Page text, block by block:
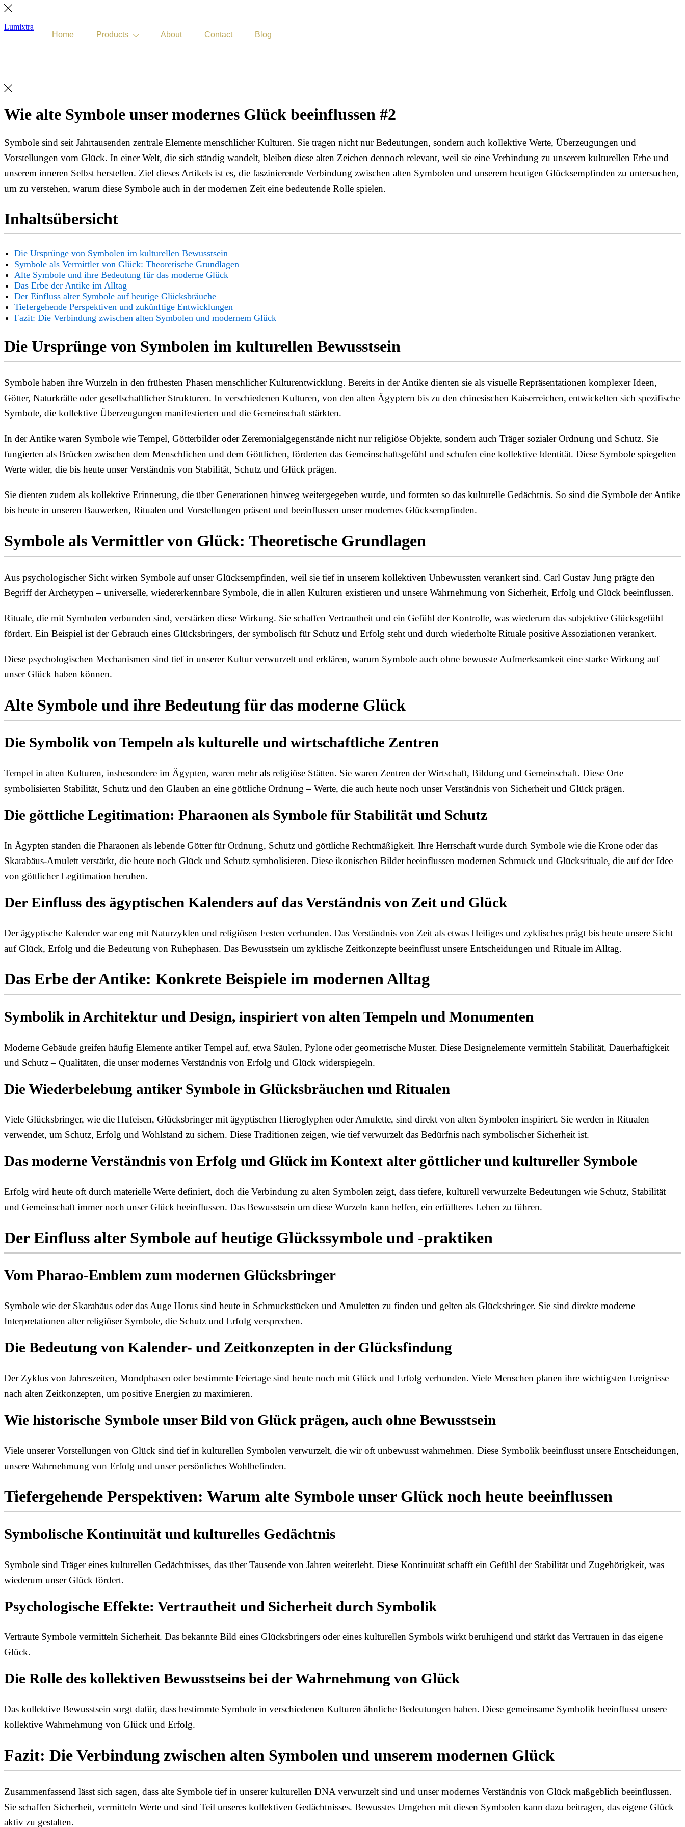
Lumixtra
Home
Products About Contact Blog
Wie alte Symbole unser modernes Glück beeinflussen #2
Symbole sind seit Jahrtausenden zentrale Elemente menschlicher Kulturen. Sie tragen nicht nur Bedeutungen, sondern auch kollektive Werte, Überzeugungen und
Vorstellungen vom Glück. In einer Welt, die sich ständig wandelt, bleiben diese alten Zeichen dennoch relevant, weil sie eine Verbindung zu unserem kulturellen Erbe und
unserem inneren Selbst herstellen. Ziel dieses Artikels ist es, die faszinierende Verbindung zwischen alten Symbolen und unserem heutigen Glücksempfinden zu untersuchen,
um zu verstehen, warum diese Symbole auch in der modernen Zeit eine bedeutende Rolle spielen.
Inhaltsübersicht
Die Ursprünge von Symbolen im kulturellen Bewusstsein
Symbole als Vermittler von Glück: Theoretische Grundlagen
Alte Symbole und ihre Bedeutung für das moderne Glück
Das Erbe der Antike im Alltag
Der Einfluss alter Symbole auf heutige Glücksbräuche
Tiefergehende Perspektiven und zukünftige Entwicklungen
Fazit: Die Verbindung zwischen alten Symbolen und modernem Glück
Die Ursprünge von Symbolen im kulturellen Bewusstsein
Symbole haben ihre Wurzeln in den frühesten Phasen menschlicher Kulturentwicklung. Bereits in der Antike dienten sie als visuelle Repräsentationen komplexer Ideen,
Götter, Naturkräfte oder gesellschaftlicher Strukturen. In verschiedenen Kulturen, von den alten Ägyptern bis zu den chinesischen Kaiserreichen, entwickelten sich spezifische
Symbole, die kollektive Überzeugungen manifestierten und die Gemeinschaft stärkten.
In der Antike waren Symbole wie Tempel, Götterbilder oder Zeremonialgegenstände nicht nur religiöse Objekte, sondern auch Träger sozialer Ordnung und Schutz. Sie
fungierten als Brücken zwischen dem Menschlichen und dem Göttlichen, förderten das Gemeinschaftsgefühl und schufen eine kollektive Identität. Diese Symbole spiegelten
Werte wider, die bis heute unser Verständnis von Stabilität, Schutz und Glück prägen.
Sie dienten zudem als kollektive Erinnerung, die über Generationen hinweg weitergegeben wurde, und formten so das kulturelle Gedächtnis. So sind die Symbole der Antike
bis heute in unseren Bauwerken, Ritualen und Vorstellungen präsent und beeinflussen unser modernes Glücksempfinden.
Symbole als Vermittler von Glück: Theoretische Grundlagen
Aus psychologischer Sicht wirken Symbole auf unser Glücksempfinden, weil sie tief in unserem kollektiven Unbewussten verankert sind. Carl Gustav Jung prägte den
Begriff der Archetypen – universelle, wiedererkennbare Symbole, die in allen Kulturen existieren und unsere Wahrnehmung von Sicherheit, Erfolg und Glück beeinflussen.
Rituale, die mit Symbolen verbunden sind, verstärken diese Wirkung. Sie schaffen Vertrautheit und ein Gefühl der Kontrolle, was wiederum das subjektive Glücksgefühl
fördert. Ein Beispiel ist der Gebrauch eines Glücksbringers, der symbolisch für Schutz und Erfolg steht und durch wiederholte Rituale positive Assoziationen verankert.
Diese psychologischen Mechanismen sind tief in unserer Kultur verwurzelt und erklären, warum Symbole auch ohne bewusste Aufmerksamkeit eine starke Wirkung auf
unser Glück haben können.
Alte Symbole und ihre Bedeutung für das moderne Glück
Die Symbolik von Tempeln als kulturelle und wirtschaftliche Zentren
Tempel in alten Kulturen, insbesondere im Ägypten, waren mehr als religiöse Stätten. Sie waren Zentren der Wirtschaft, Bildung und Gemeinschaft. Diese Orte
symbolisierten Stabilität, Schutz und den Glauben an eine göttliche Ordnung – Werte, die auch heute noch unser Verständnis von Sicherheit und Glück prägen.
Die göttliche Legitimation: Pharaonen als Symbole für Stabilität und Schutz
In Ägypten standen die Pharaonen als lebende Götter für Ordnung, Schutz und göttliche Rechtmäßigkeit. Ihre Herrschaft wurde durch Symbole wie die Krone oder das
Skarabäus-Amulett verstärkt, die heute noch Glück und Schutz symbolisieren. Diese ikonischen Bilder beeinflussen modernen Schmuck und Glücksrituale, die auf der Idee
von göttlicher Legitimation beruhen.
Der Einfluss des ägyptischen Kalenders auf das Verständnis von Zeit und Glück
Der ägyptische Kalender war eng mit Naturzyklen und religiösen Festen verbunden. Das Verständnis von Zeit als etwas Heiliges und zyklisches prägt bis heute unsere Sicht
auf Glück, Erfolg und die Bedeutung von Ruhephasen. Das Bewusstsein um zyklische Zeitkonzepte beeinflusst unsere Entscheidungen und Rituale im Alltag.
Das Erbe der Antike: Konkrete Beispiele im modernen Alltag
Symbolik in Architektur und Design, inspiriert von alten Tempeln und Monumenten
Moderne Gebäude greifen häufig Elemente antiker Tempel auf, etwa Säulen, Pylone oder geometrische Muster. Diese Designelemente vermitteln Stabilität, Dauerhaftigkeit
und Schutz – Qualitäten, die unser modernes Verständnis von Erfolg und Glück widerspiegeln.
Die Wiederbelebung antiker Symbole in Glücksbräuchen und Ritualen
Viele Glücksbringer, wie die Hufeisen, Glücksbringer mit ägyptischen Hieroglyphen oder Amulette, sind direkt von alten Symbolen inspiriert. Sie werden in Ritualen
verwendet, um Schutz, Erfolg und Wohlstand zu sichern. Diese Traditionen zeigen, wie tief verwurzelt das Bedürfnis nach symbolischer Sicherheit ist.
Das moderne Verständnis von Erfolg und Glück im Kontext alter göttlicher und kultureller Symbole
Erfolg wird heute oft durch materielle Werte definiert, doch die Verbindung zu alten Symbolen zeigt, dass tiefere, kulturell verwurzelte Bedeutungen wie Schutz, Stabilität
und Gemeinschaft immer noch unser Glück beeinflussen. Das Bewusstsein um diese Wurzeln kann helfen, ein erfüllteres Leben zu führen.
Der Einfluss alter Symbole auf heutige Glückssymbole und -praktiken
Vom Pharao-Emblem zum modernen Glücksbringer
Symbole wie der Skarabäus oder das Auge Horus sind heute in Schmuckstücken und Amuletten zu finden und gelten als Glücksbringer. Sie sind direkte moderne
Interpretationen alter religiöser Symbole, die Schutz und Erfolg versprechen.
Die Bedeutung von Kalender- und Zeitkonzepten in der Glücksfindung
Der Zyklus von Jahreszeiten, Mondphasen oder bestimmte Feiertage sind heute noch mit Glück und Erfolg verbunden. Viele Menschen planen ihre wichtigsten Ereignisse
nach alten Zeitkonzepten, um positive Energien zu maximieren.
Wie historische Symbole unser Bild von Glück prägen, auch ohne Bewusstsein
Viele unserer Vorstellungen von Glück sind tief in kulturellen Symbolen verwurzelt, die wir oft unbewusst wahrnehmen. Diese Symbolik beeinflusst unsere Entscheidungen,
unsere Wahrnehmung von Erfolg und unser persönliches Wohlbefinden.
Tiefergehende Perspektiven: Warum alte Symbole unser Glück noch heute beeinflussen
Symbolische Kontinuität und kulturelles Gedächtnis
Symbole sind Träger eines kulturellen Gedächtnisses, das über Tausende von Jahren weiterlebt. Diese Kontinuität schafft ein Gefühl der Stabilität und Zugehörigkeit, was
wiederum unser Glück fördert.
Psychologische Effekte: Vertrautheit und Sicherheit durch Symbolik
Vertraute Symbole vermitteln Sicherheit. Das bekannte Bild eines Glücksbringers oder eines kulturellen Symbols wirkt beruhigend und stärkt das Vertrauen in das eigene
Glück.
Die Rolle des kollektiven Bewusstseins bei der Wahrnehmung von Glück
Das kollektive Bewusstsein sorgt dafür, dass bestimmte Symbole in verschiedenen Kulturen ähnliche Bedeutungen haben. Diese gemeinsame Symbolik beeinflusst unsere
kollektive Wahrnehmung von Glück und Erfolg.
Fazit: Die Verbindung zwischen alten Symbolen und unserem modernen Glück
Zusammenfassend lässt sich sagen, dass alte Symbole tief in unserer kulturellen DNA verwurzelt sind und unser modernes Verständnis von Glück maßgeblich beeinflussen.
Sie schaffen Sicherheit, vermitteln Werte und sind Teil unseres kollektiven Gedächtnisses. Bewusstes Umgehen mit diesen Symbolen kann dazu beitragen, das eigene Glück
aktiv zu gestalten.